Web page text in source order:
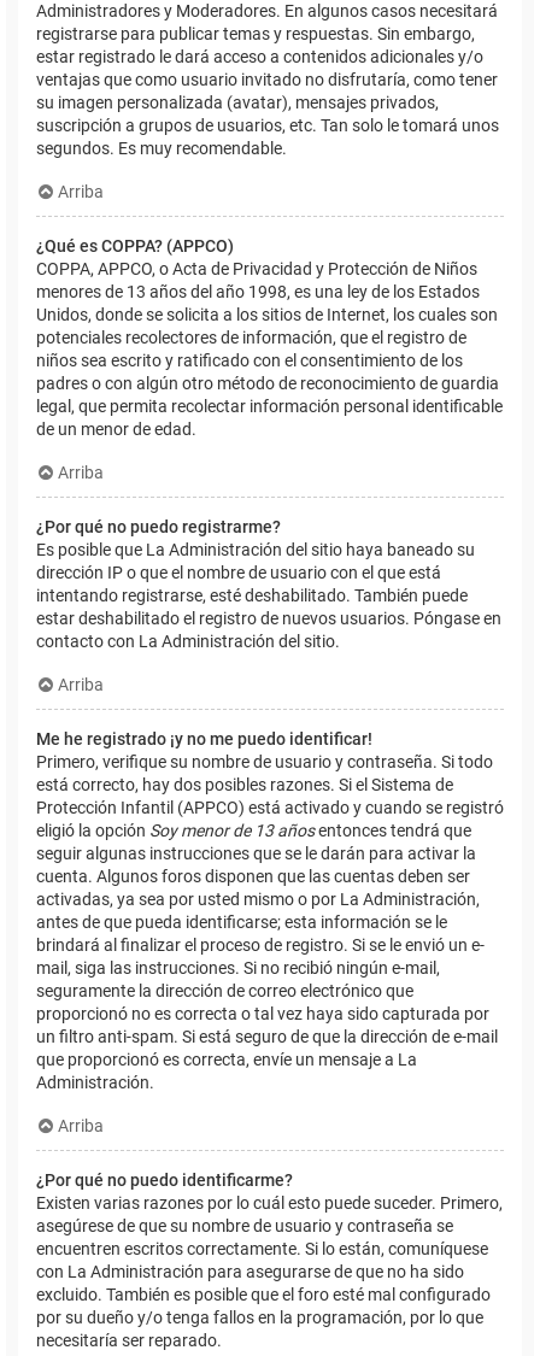
Administradores y Moderadores. En algunos casos necesitará
registrarse para publicar temas y respuestas. Sin embargo,
estar registrado le dará acceso a contenidos adicionales y/o
ventajas que como usuario invitado no disfrutaría, como tener
su imagen personalizada (avatar), mensajes privados,
suscripción a grupos de usuarios, etc. Tan solo le tomará unos
segundos. Es muy recomendable.
Arriba
¿Qué es COPPA? (APPCO)
COPPA, APPCO, o Acta de Privacidad y Protección de Niños
menores de 13 años del año 1998, es una ley de los Estados
Unidos, donde se solicita a los sitios de Internet, los cuales son
potenciales recolectores de información, que el registro de
niños sea escrito y ratificado con el consentimiento de los
padres o con algún otro método de reconocimiento de guardia
legal, que permita recolectar información personal identificable
de un menor de edad.
Arriba
¿Por qué no puedo registrarme?
Es posible que La Administración del sitio haya baneado su
dirección IP o que el nombre de usuario con el que está
intentando registrarse, esté deshabilitado. También puede
estar deshabilitado el registro de nuevos usuarios. Póngase en
contacto con La Administración del sitio.
Arriba
Me he registrado ¡y no me puedo identificar!
Primero, verifique su nombre de usuario y contraseña. Si todo
está correcto, hay dos posibles razones. Si el Sistema de
Protección Infantil (APPCO) está activado y cuando se registró
eligió la opción Soy menor de 13 añosentonces tendrá que
seguir algunas instrucciones que se le darán para activar la
cuenta. Algunos foros disponen que las cuentas deben ser
activadas, ya sea por usted mismo o por La Administración,
antes de que pueda identificarse; esta información se le
brindará al finalizar el proceso de registro. Si se le envió un e-
mail, siga las instrucciones. Si no recibió ningún e-mail,
seguramente la dirección de correo electrónico que
proporcionó no es correcta o tal vez haya sido capturada por
un filtro anti-spam. Si está seguro de que la dirección de e-mail
que proporcionó es correcta, envíe un mensaje a La
Administración.
Arriba
¿Por qué no puedo identificarme?
Existen varias razones por lo cuál esto puede suceder. Primero,
asegúrese de que su nombre de usuario y contraseña se
encuentren escritos correctamente. Si lo están, comuníquese
con La Administración para asegurarse de que no ha sido
excluido. También es posible que el foro esté mal configurado
por su dueño y/o tenga fallos en la programación, por lo que
necesitaría ser reparado.